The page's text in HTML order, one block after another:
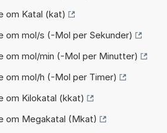
om Katal (kat)
om mol/s (-Mol per Sekunder)
om mol/min (-Mol per Minutter)
om mol/h (-Mol per Timer)
om Kilokatal (kkat)
om Megakatal (Mkat)